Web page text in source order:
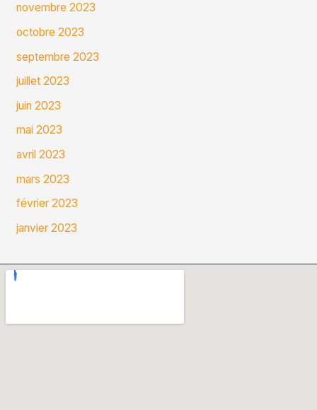
novembre 2023
octobre 2023
septembre 2023
juillet 2023
juin 2023
mai 2023
avril 2023
mars 2023
février 2023
janvier 2023